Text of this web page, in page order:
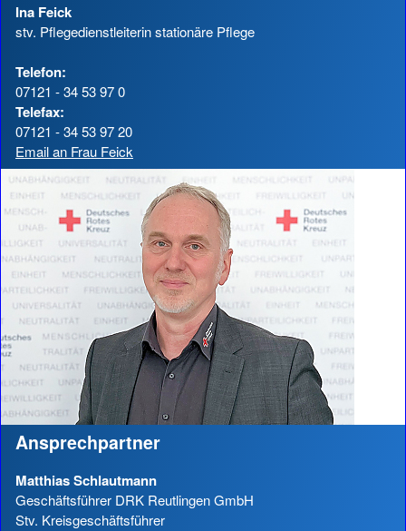
Ina Feick
stv. Pflegedienstleiterin stationäre Pflege
Telefon:
07121 - 34 53 97 0
Telefax:
07121 - 34 53 97 20
Email an Frau Feick
Ansprechpartner
Matthias Schlautmann
Geschäftsführer DRK Reutlingen GmbH
Stv. Kreisgeschäftsführer